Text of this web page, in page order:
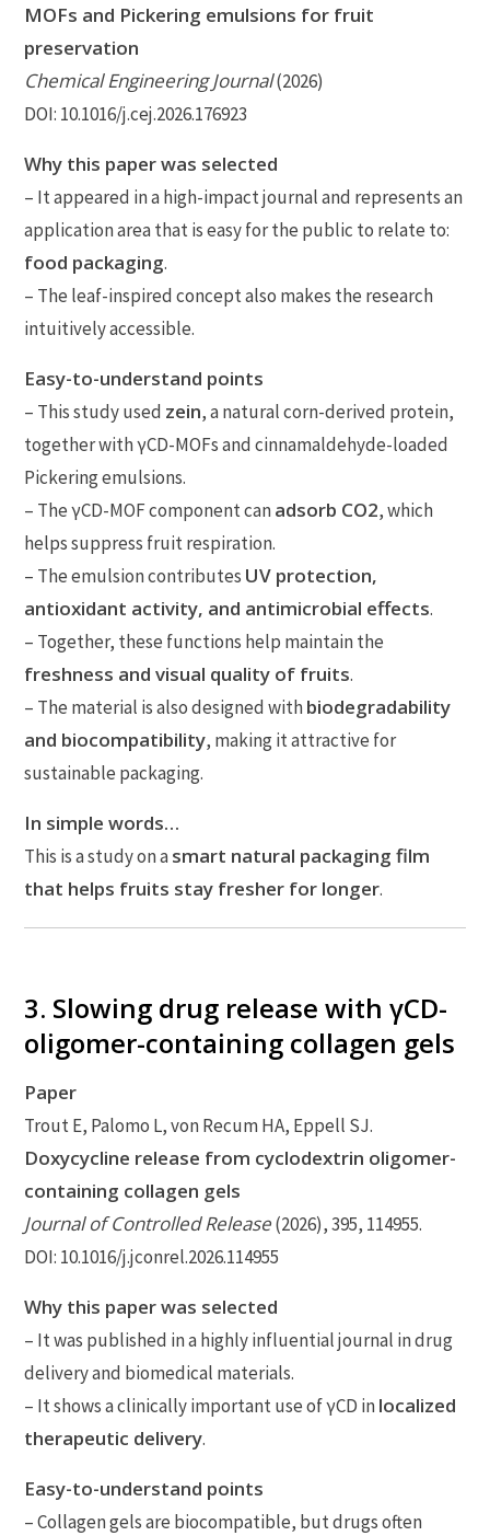
MOFs and Pickering emulsions for fruit
preservation
Chemical Engineering Journal(2026)
DOI: 10.1016/j.cej.2026.176923
Why this paper was selected
– It appeared in a high-impact journal and represents an
application area that is easy for the public to relate to:
food packaging.
– The leaf-inspired concept also makes the research
intuitively accessible.
Easy-to-understand points
– This study used zein, a natural corn-derived protein,
together with γCD-MOFs and cinnamaldehyde-loaded
Pickering emulsions.
– The γCD-MOF component canadsorb CO2, which
helps suppress fruit respiration.
– The emulsion contributes UV protection,
antioxidant activity, and antimicrobial effects.
– Together, these functions help maintain the
freshness and visual quality of fruits.
– The material is also designed withbiodegradability
and biocompatibility, making it attractive for
sustainable packaging.
In simple words…
This is a study on asmart natural packaging film
that helps fruits stay fresher for longer.
3. Slowing drug release with γCD-
oligomer-containing collagen gels
Paper
Trout E, Palomo L, von Recum HA, Eppell SJ.
Doxycycline release from cyclodextrin oligomer-
containing collagen gels
Journal of Controlled Release(2026), 395, 114955.
DOI: 10.1016/j.jconrel.2026.114955
Why this paper was selected
– It was published in a highly influential journal in drug
delivery and biomedical materials.
– It shows a clinically important use of γCD inlocalized
therapeutic delivery.
Easy-to-understand points
– Collagen gels are biocompatible, but drugs often